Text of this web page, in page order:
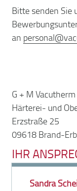
Bitte senden Sie
an personal@
G + M Vacutherm
Härterei- und
Erzstraße 25
09618 Brand-
IHR
Sandra